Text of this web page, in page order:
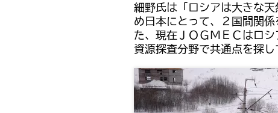
細野氏は「ロシアは大きな
め日本にとって、２国間関
た、現在ＪＯＧＭＥＣはロ
資源探査分野で共通点を探し